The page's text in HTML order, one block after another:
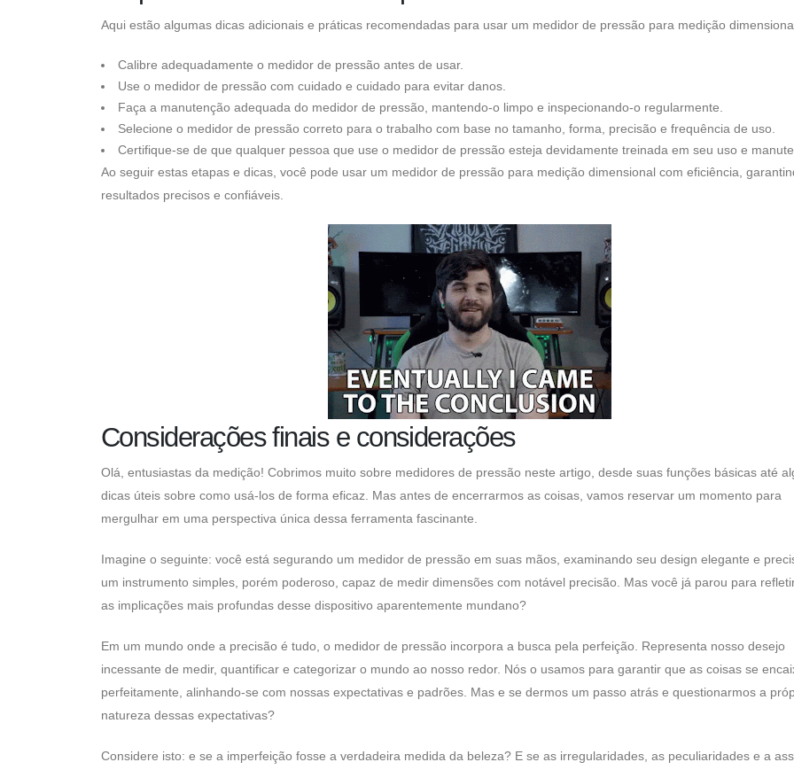
Aqui estão algumas dicas adicionais e práticas recomendadas para usar um medidor de pressão para medição
Calibre adequadamente o medidor de pressão antes de usar.
Use o medidor de pressão com cuidado e cuidado para evitar danos.
Faça a manutenção adequada do medidor de pressão, mantendo-o limpo e inspecionando-o regularmente.
Selecione o medidor de pressão correto para o trabalho com base no tamanho, forma, precisão e frequência de uso.
Certifique-se de que qualquer pessoa que use o medidor de pressão esteja devidamente treinada em seu uso e
Ao seguir estas etapas e dicas, você pode usar um medidor de pressão para medição dimensional com eficiência,
resultados precisos e confiáveis.
Considerações finais e considerações
Olá, entusiastas da medição! Cobrimos muito sobre medidores de pressão neste artigo, desde suas funções básicas até
dicas úteis sobre como usá-los de forma eficaz. Mas antes de encerrarmos as coisas, vamos reservar um momento para
mergulhar em uma perspectiva única dessa ferramenta fascinante.
Imagine o seguinte: você está segurando um medidor de pressão em suas mãos, examinando seu design elegante e
um instrumento simples, porém poderoso, capaz de medir dimensões com notável precisão. Mas você já parou para
as implicações mais profundas desse dispositivo aparentemente mundano?
Em um mundo onde a precisão é tudo, o medidor de pressão incorpora a busca pela perfeição. Representa nosso desejo
incessante de medir, quantificar e categorizar o mundo ao nosso redor. Nós o usamos para garantir que as coisas se
perfeitamente, alinhando-se com nossas expectativas e padrões. Mas e se dermos um passo atrás e questionarmos a
natureza dessas expectativas?
Considere isto: e se a imperfeição fosse a verdadeira medida da beleza? E se as irregularidades, as peculiaridades e a